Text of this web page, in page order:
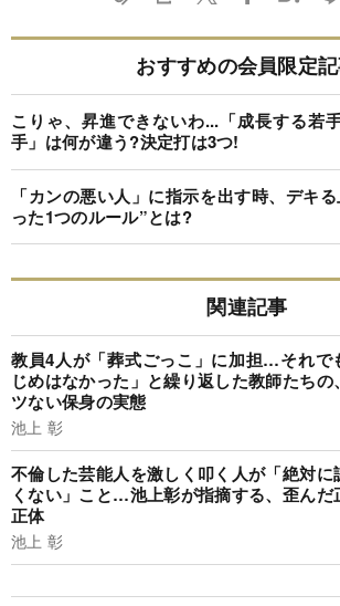
おすすめの会員限定
こりゃ、昇進できないわ...「成長する若
手」は何が違う?決定打は3つ!
「カンの悪い人」に指示を出す時、デキ
った1つのルール”とは?
関連記事
教員4人が「葬式ごっこ」に加担…それで
じめはなかった」と繰り返した教師たちの
ツない保身の実態
池上 彰
不倫した芸能人を激しく叩く人が「絶対に
くない」こと…池上彰が指摘する、歪んだ
正体
池上 彰